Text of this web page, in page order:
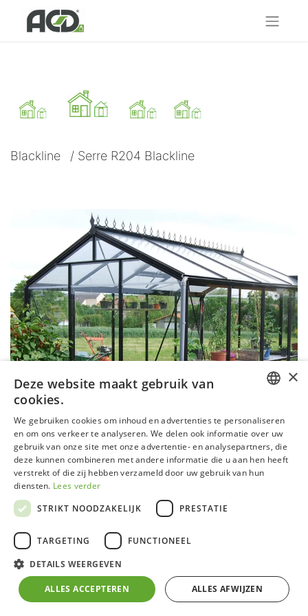
Blackline / Serre R204 Blackline
Serre R204 Blackline
frame zwart gecoat (RAL 9005) met
zelfdragende fundering
4 mm klaar veiligheidsglas in zijwanden en 4 mm
gehamerd veiligheidsglas in het dak
GERMAN
FRENCH
×
Deze website maakt gebruik van
cookies.
We gebruiken cookies om inhoud en advertenties te personaliseren
en om ons verkeer te analyseren. We delen ook informatie over uw
gebruik van onze site met onze advertentie- en analysepartners, die
deze kunnen combineren met andere informatie die u aan hen heeft
verstrekt of die zij hebben verzameld door uw gebruik van hun
diensten. Lees verder
STRIKT NOODZAKELIJK
PRESTATIE
TARGETING FUNCTIONEEL
DETAILS WEERGEVEN
ALLES ACCEPTEREN ALLES AFWIJZEN